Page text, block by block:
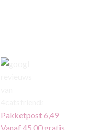
Pakketpost 6,49
Vanaf 45.00 gratis